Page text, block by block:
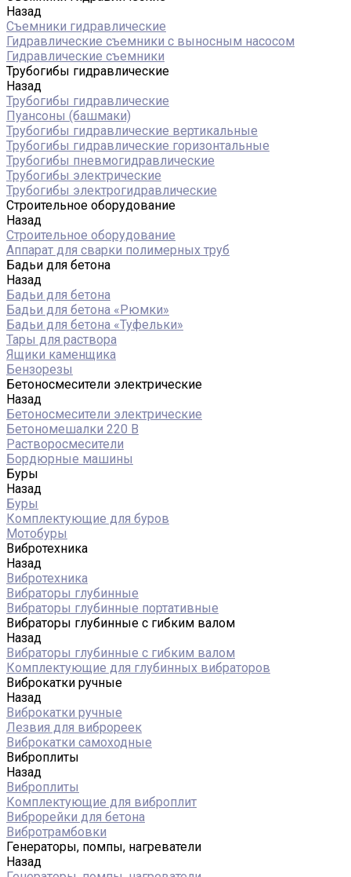
Назад
Съемники гидравлические
Гидравлические cъемники с выносным насосом
Гидравлические съемники
Трубогибы гидравлические
Назад
Трубогибы гидравлические
Пуансоны (башмаки)
Трубогибы гидравлические вертикальные
Трубогибы гидравлические горизонтальные
Трубогибы пневмогидравлические
Трубогибы электрические
Трубогибы электрогидравлические
Строительное оборудование
Назад
Строительное оборудование
Аппарат для сварки полимерных труб
Бадьи для бетона
Назад
Бадьи для бетона
Бадьи для бетона «Рюмки»
Бадьи для бетона «Туфельки»
Тары для раствора
Ящики каменщика
Бензорезы
Бетоносмесители электрические
Назад
Бетоносмесители электрические
Бетономешалки 220 В
Растворосмесители
Бордюрные машины
Буры
Назад
Буры
Комплектующие для буров
Мотобуры
Вибротехника
Назад
Вибротехника
Вибраторы глубинные
Вибраторы глубинные портативные
Вибраторы глубинные с гибким валом
Назад
Вибраторы глубинные с гибким валом
Комплектующие для глубинных вибраторов
Виброкатки ручные
Назад
Виброкатки ручные
Лезвия для виброреек
Виброкатки самоходные
Виброплиты
Назад
Виброплиты
Комплектующие для виброплит
Виброрейки для бетона
Вибротрамбовки
Генераторы, помпы, нагреватели
Назад